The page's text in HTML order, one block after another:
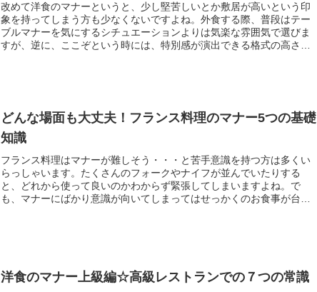
改めて洋食のマナーというと、少し堅苦しいとか敷居が高いという印
象を持ってしまう方も少なくないですよね。外食する際、普段はテー
ブルマナーを気にするシチュエーションよりは気楽な雰囲気で選びま
すが、逆に、ここぞという時には、特別感が演出できる格式の高さな
どんな場面も大丈夫！フランス料理のマナー5つの基礎
知識
フランス料理はマナーが難しそう・・・と苦手意識を持つ方は多くい
らっしゃいます。たくさんのフォークやナイフが並んでいたりする
と、どれから使って良いのかわからず緊張してしまいますよね。で
も、マナーにばかり意識が向いてしまってはせっかくのお食事が台無
洋食のマナー上級編☆高級レストランでの７つの常識